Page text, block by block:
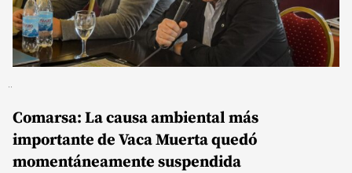
Comarsa: La causa ambiental más
importante de Vaca Muerta quedó
momentáneamente suspendida